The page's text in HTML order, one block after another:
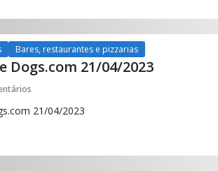
Bares, restaurantes e pizzarias
Dogs.com 21/04/2023
21/04/2023